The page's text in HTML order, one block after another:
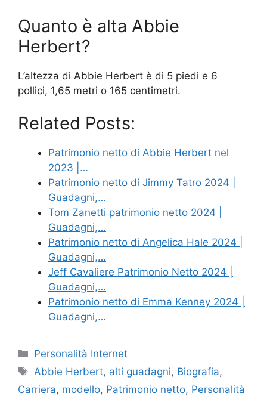
Quanto è alta Abbie
Herbert?
L’altezza di Abbie Herbert è di 5 piedi e 6
pollici, 1,65 metri o 165 centimetri.
Related Posts:
Patrimonio netto di Abbie Herbert nel
2023 |…
Patrimonio netto di Jimmy Tatro 2024 |
Guadagni,…
Tom Zanetti patrimonio netto 2024 |
Guadagni,…
Patrimonio netto di Angelica Hale 2024 |
Guadagni,…
Jeff Cavaliere Patrimonio Netto 2024 |
Guadagni,…
Patrimonio netto di Emma Kenney 2024 |
Guadagni,…
Categories
Personalità Internet
Tags
Abbie Herbert, alti guadagni, Biografia,
Carriera, modello, Patrimonio netto, Personalità